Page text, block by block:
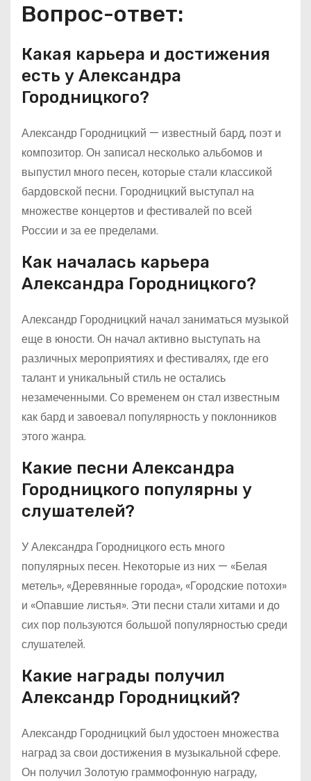
Вопрос-ответ:
Какая карьера и достижения
есть у Александра
Городницкого?
Александр Городницкий — известный бард, поэт и
композитор. Он записал несколько альбомов и
выпустил много песен, которые стали классикой
бардовской песни. Городницкий выступал на
множестве концертов и фестивалей по всей
России и за ее пределами.
Как началась карьера
Александра Городницкого?
Александр Городницкий начал заниматься музыкой
еще в юности. Он начал активно выступать на
различных мероприятиях и фестивалях, где его
талант и уникальный стиль не остались
незамеченными. Со временем он стал известным
как бард и завоевал популярность у поклонников
этого жанра.
Какие песни Александра
Городницкого популярны у
слушателей?
У Александра Городницкого есть много
популярных песен. Некоторые из них — «Белая
метель», «Деревянные города», «Городские потохи»
и «Опавшие листья». Эти песни стали хитами и до
сих пор пользуются большой популярностью среди
слушателей.
Какие награды получил
Александр Городницкий?
Александр Городницкий был удостоен множества
наград за свои достижения в музыкальной сфере.
Он получил Золотую граммофонную награду,